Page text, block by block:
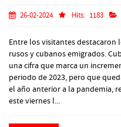
26-02-2024 Hits: 1183
Entre los visitantes destacaron
rusos y cubanos emigrados.
una cifra que marca un
periodo de 2023, pero que
el año anterior a la pandemia,
este viernes l...